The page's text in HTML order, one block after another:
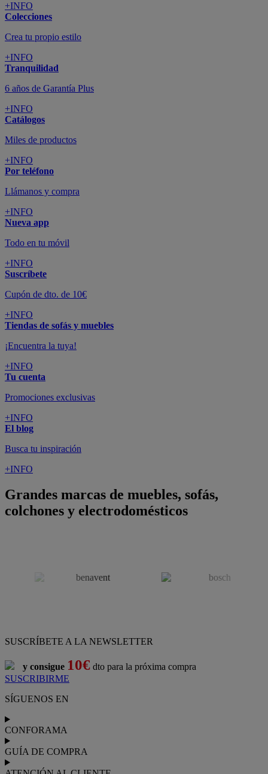
+INFO
Colecciones
Crea tu propio estilo
+INFO
Tranquilidad
6 años de Garantía Plus
+INFO
Catálogos
Miles de productos
+INFO
Por teléfono
Llámanos y compra
+INFO
Nueva app
Todo en tu móvil
+INFO
Suscríbete
Cupón de dto. de 10€
+INFO
Tiendas de sofás y muebles
¡Encuentra la tuya!
+INFO
Tu cuenta
Promociones exclusivas
+INFO
El blog
Busca tu inspiración
+INFO
Grandes marcas de muebles, sofás,
colchones y electrodomésticos
SUSCRÍBETE A LA NEWSLETTER
y consigue 10€ dto para la próxima compra
SUSCRIBIRME
SÍGUENOS EN
CONFORAMA
GUÍA DE COMPRA